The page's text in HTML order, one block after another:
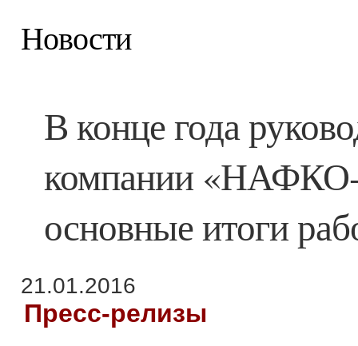
Новости
В конце года
компании «НАФКО-
основные итоги
21.01.2016
Пресс-релизы